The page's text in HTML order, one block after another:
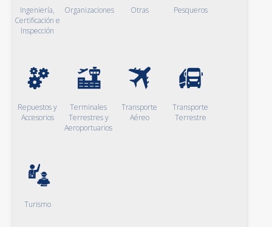
Ingeniería,
Certificación e
Inspección
Organizaciones Otras Pesqueros
Repuestos y
Accesorios
Terminales
Terrestres y
Aeroportuarios
Transporte
Aéreo
Transporte
Terrestre
Turismo